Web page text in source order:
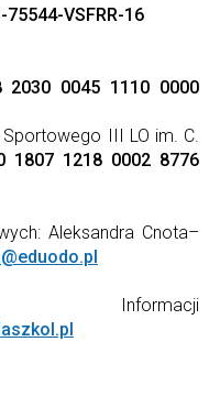
75544-VSFRR-16
2030 0045 1110 0000
III LO im. C.
1807 1218 0002 8776
Aleksandra Cnota–